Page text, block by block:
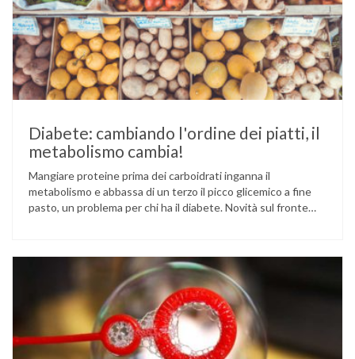
Diabete: cambiando l'ordine dei piatti, il
metabolismo cambia!
Mangiare proteine prima dei carboidrati inganna il
metabolismo e abbassa di un terzo il picco glicemico a fine
pasto, un problema per chi ha il diabete. Novità sul fronte
come ingannare il metabolismo ed evitare che gli zuccheri …